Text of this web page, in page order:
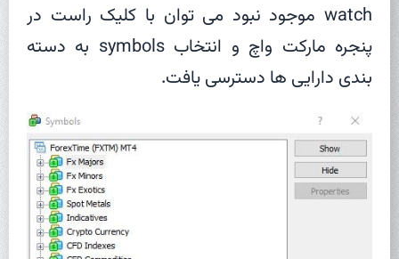
watch موجود نبود می توان با کلیک راست در
پنجره مارکت واچ و انتخاب symbols به دسته
بندی دارایی ها دسترسی یافت.